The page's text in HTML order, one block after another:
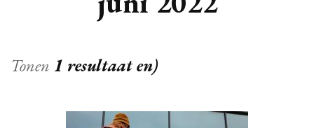
Tonen 1 resultaat en)